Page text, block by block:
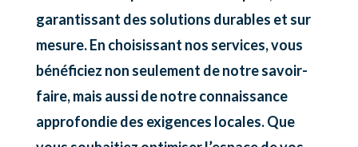
garantissant des solutions durables et sur
mesure. En choisissant nos services, vous
bénéficiez non seulement de notre savoir-
faire, mais aussi de notre connaissance
approfondie des exigences locales. Que